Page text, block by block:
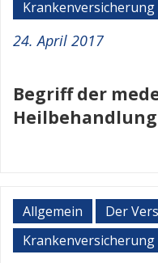
Krankenversicherung
24. April 2017
Begriff der
Heilbehandlung
Allgemein
Der
Krankenversicherung